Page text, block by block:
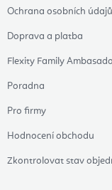
Ochrana osobních údajů
Doprava a platba
Flexity Family
Poradna
Pro firmy
Hodnocení obchodu
Zkontrolovat stav